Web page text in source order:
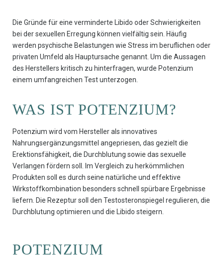
Die Gründe für eine verminderte Libido oder Schwierigkeiten
bei der sexuellen Erregung können vielfältig sein. Häufig
werden psychische Belastungen wie Stress im beruflichen oder
privaten Umfeld als Hauptursache genannt. Um die Aussagen
des Herstellers kritisch zu hinterfragen, wurde Potenzium
einem umfangreichen Test unterzogen.
WAS IST POTENZIUM?
Potenzium wird vom Hersteller als innovatives
Nahrungsergänzungsmittel angepriesen, das gezielt die
Erektionsfähigkeit, die Durchblutung sowie das sexuelle
Verlangen fördern soll. Im Vergleich zu herkömmlichen
Produkten soll es durch seine natürliche und effektive
Wirkstoffkombination besonders schnell spürbare Ergebnisse
liefern. Die Rezeptur soll den Testosteronspiegel regulieren, die
Durchblutung optimieren und die Libido steigern.
POTENZIUM